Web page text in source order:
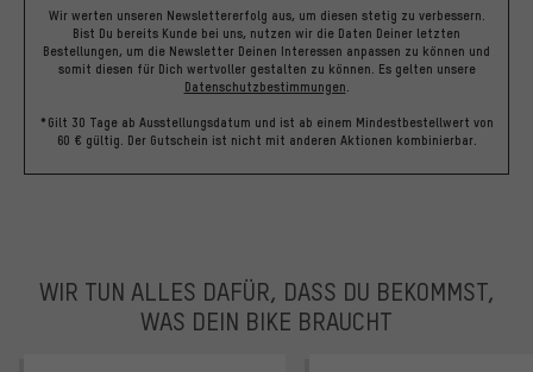
Wir werten unseren Newslettererfolg aus, um diesen stetig zu verbessern.
Bist Du bereits Kunde bei uns, nutzen wir die Daten Deiner letzten
Bestellungen, um die Newsletter Deinen Interessen anpassen zu können und
somit diesen für Dich wertvoller gestalten zu können. Es gelten unsere
Datenschutzbestimmungen
*Gilt 30 Tage ab Ausstellungsdatum und ist ab einem Mindestbestellwert von
60 € gültig. Der Gutschein ist nicht mit anderen Aktionen kombinierbar.
WIR TUN ALLES DAFÜR, DASS DU BEKOMMST,
WAS DEIN BIKE BRAUCHT